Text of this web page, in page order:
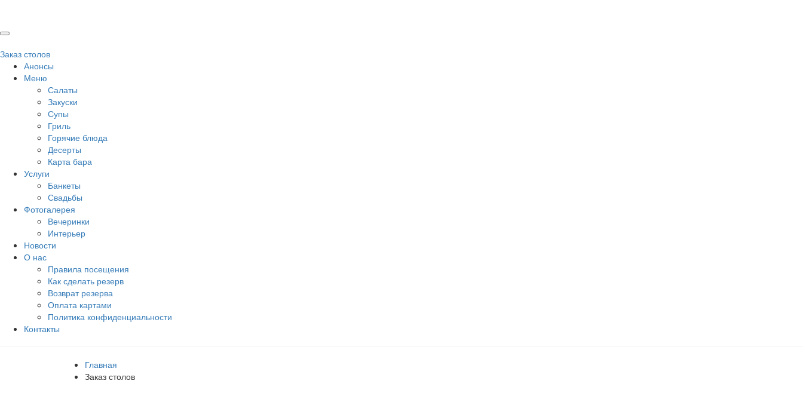
Заказ столов
Анонсы
Меню
Салаты
Закуски
Супы
Гриль
Горячие блюда
Десерты
Карта бара
Услуги
Банкеты
Свадьбы
Фотогалерея
Вечеринки
Интерьер
Новости
О нас
Правила посещения
Как сделать резерв
Возврат резерва
Оплата картами
Политика конфиденциальности
Контакты
Главная
Заказ столов